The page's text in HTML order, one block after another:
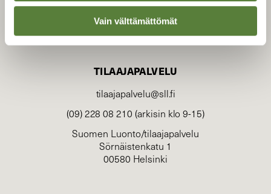
Vain välttämättömät
TILAAJAPALVELU
tilaajapalvelu@sll.fi
(09) 228 08 210 (arkisin klo 9-15)
Suomen Luonto/tilaajapalvelu
Sörnäistenkatu 1
00580 Helsinki